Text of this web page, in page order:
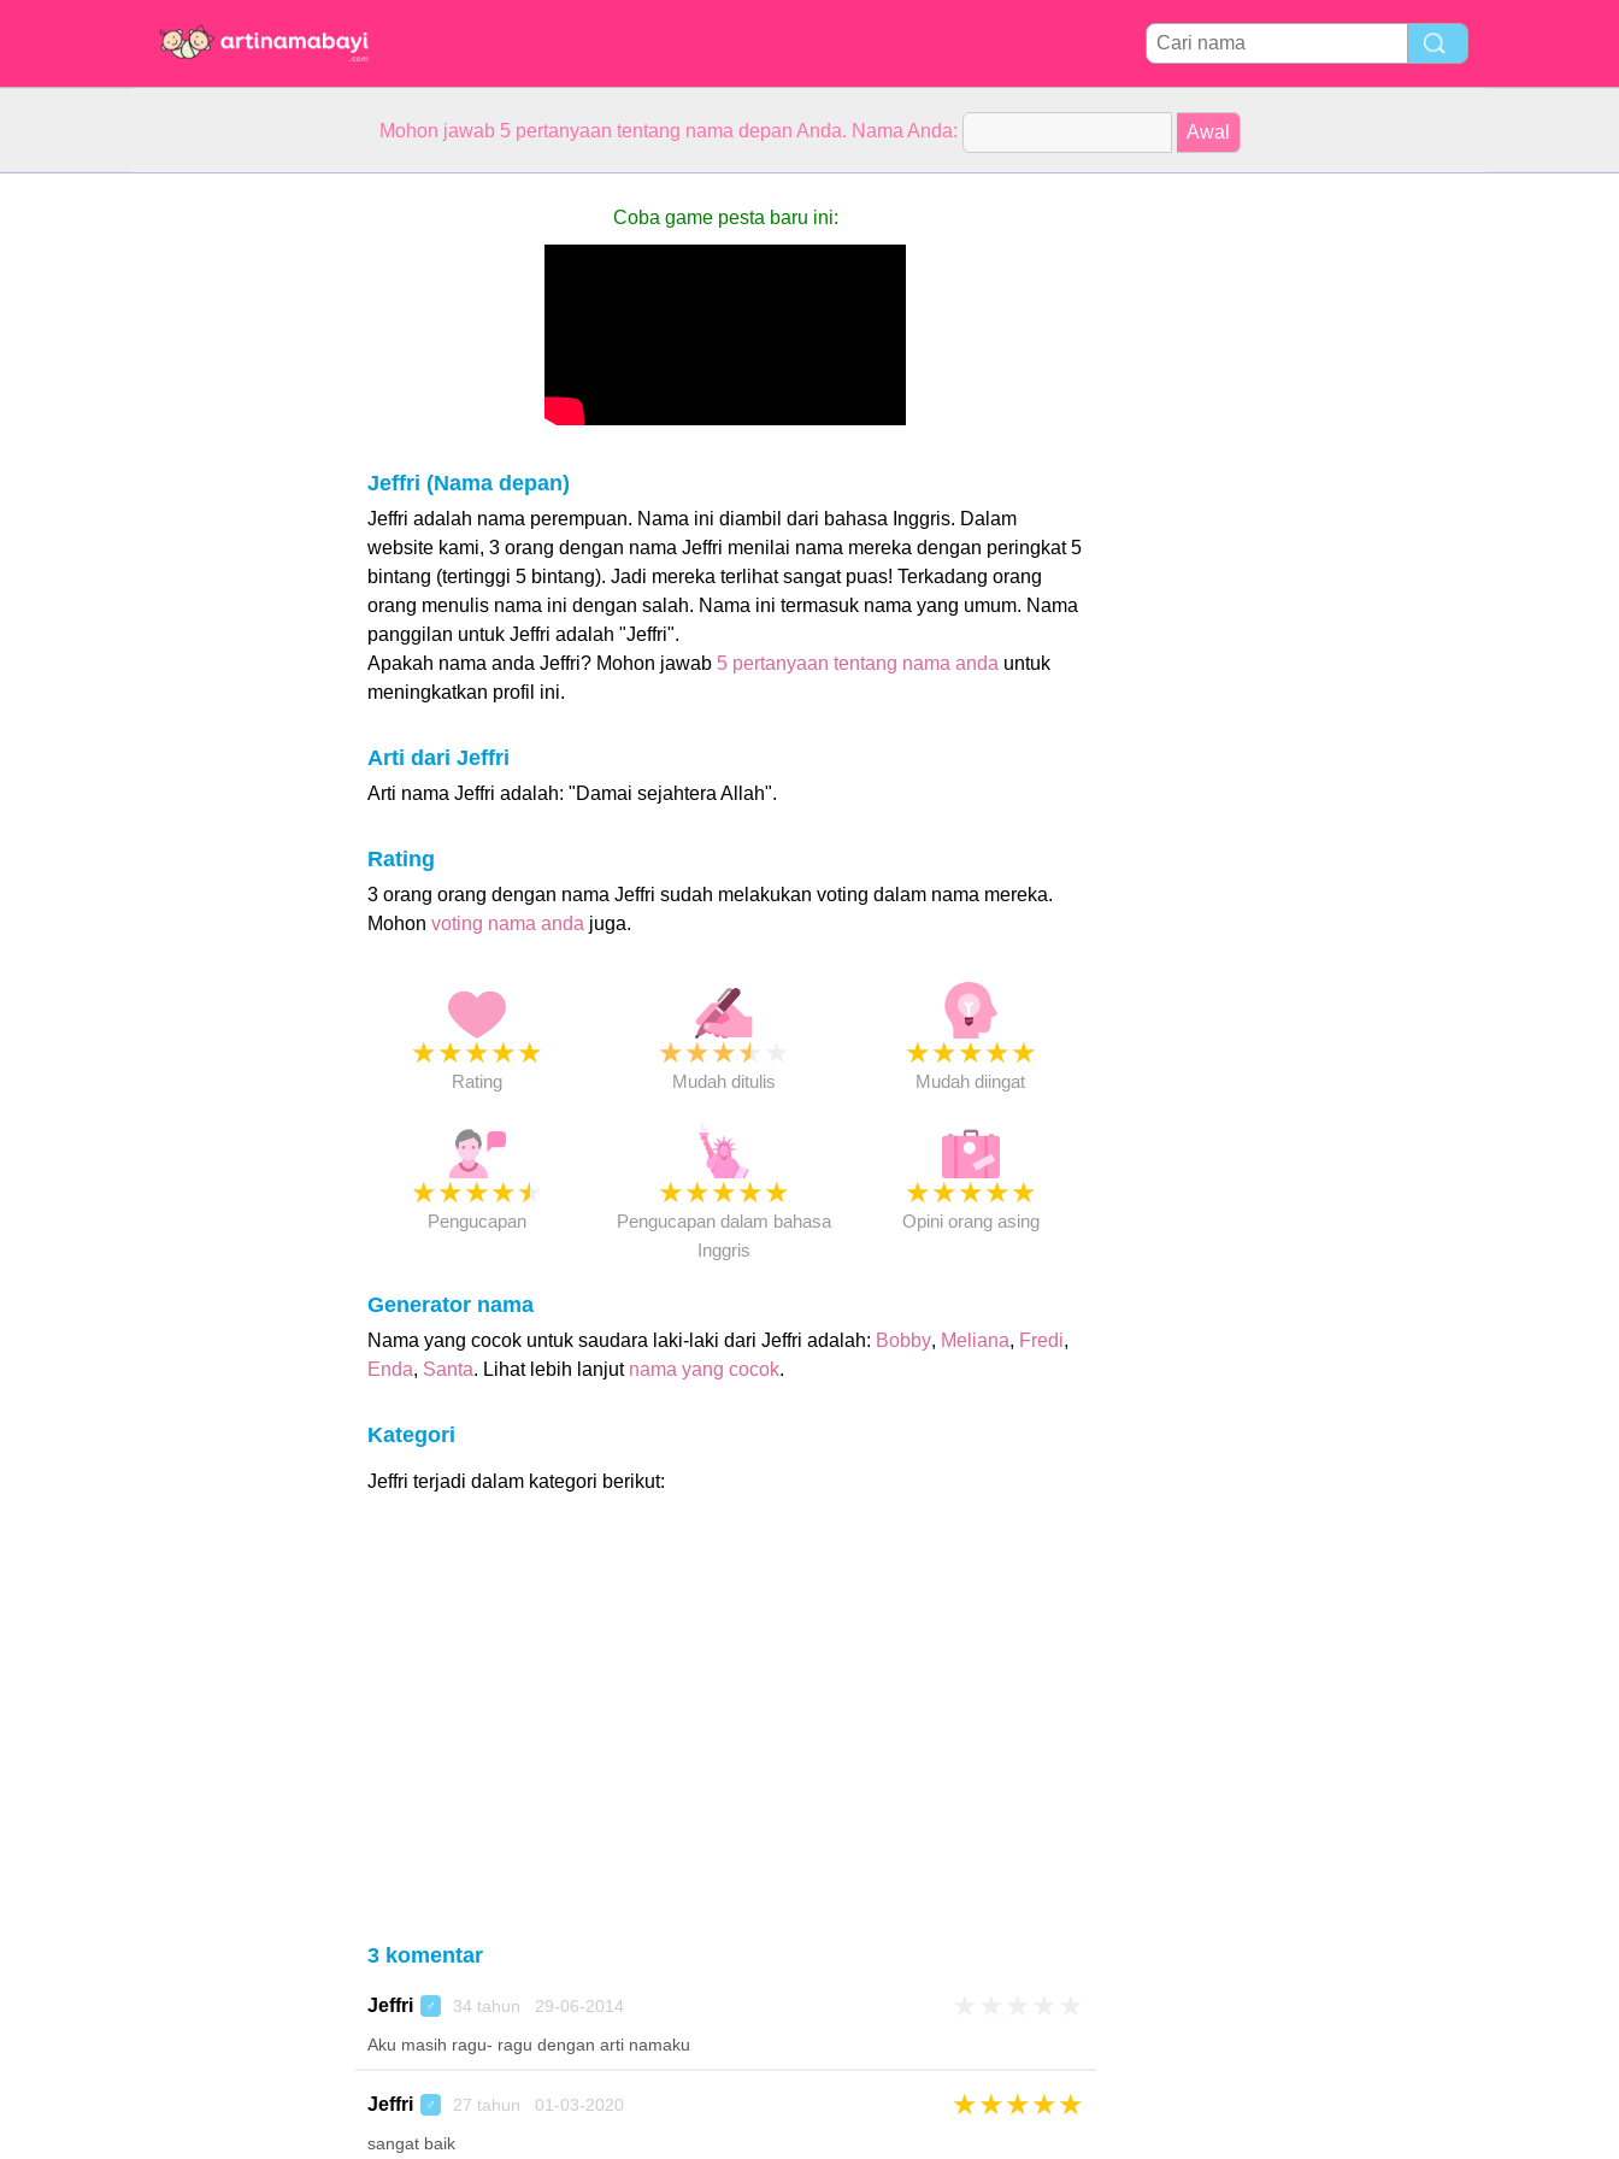
Mohon jawab 5 pertanyaan tentang nama depan Anda. Nama Anda:
Coba game pesta baru ini:
Jeffri (Nama depan)
Jeffri adalah nama perempuan. Nama ini diambil dari bahasa Inggris. Dalam
website kami, 3 orang dengan nama Jeffri menilai nama mereka dengan peringkat 5
bintang (tertinggi 5 bintang). Jadi mereka terlihat sangat puas! Terkadang orang
orang menulis nama ini dengan salah. Nama ini termasuk nama yang umum. Nama
panggilan untuk Jeffri adalah "Jeffri".
Apakah nama anda Jeffri? Mohon jawab 5 pertanyaan tentang nama anda untuk
meningkatkan profil ini.
Arti dari Jeffri
Arti nama Jeffri adalah: "Damai sejahtera Allah".
Rating
3 orang orang dengan nama Jeffri sudah melakukan voting dalam nama mereka.
Mohon voting nama anda juga.
★★★★★
Rating
★★★★
Mudah ditulis
★★★★★
Mudah diingat
★★★★★
Pengucapan
★★★★★
Pengucapan dalam bahasa
Inggris
★★★★★
Opini orang asing
Generator nama
Nama yang cocok untuk saudara laki-laki dari Jeffri adalah: Bobby, Meliana, Fredi,
Enda, Santa. Lihat lebih lanjut nama yang cocok.
Kategori
Jeffri terjadi dalam kategori berikut:
3 komentar
Jeffri ♂ 34 tahun 29-06-2014
Aku masih ragu- ragu dengan arti namaku
Jeffri ♂ 27 tahun 01-03-2020 ★★★★★
sangat baik